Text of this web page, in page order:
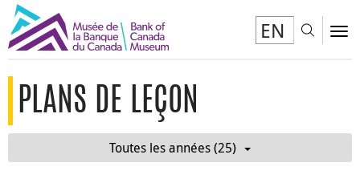
EN
PLANS DE LEÇON
Toutes les années (25)